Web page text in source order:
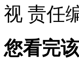
上海一室一卫“
视 责任
您看完